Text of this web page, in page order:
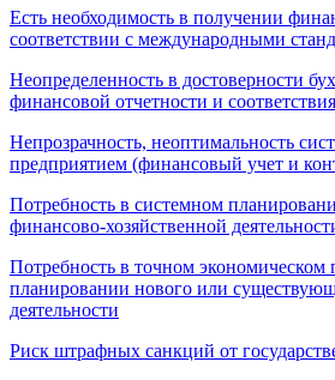
Есть необходимость в получении
соответствии с международными
Неопределенность в достоверности
финансовой отчетности и
Непрозрачность, неоптимальность
предприятием (финансовый учет и
Потребность в системном
финансово-хозяйственной
Потребность в точном экономическом
планировании нового или
деятельности
Риск штрафных санкций от